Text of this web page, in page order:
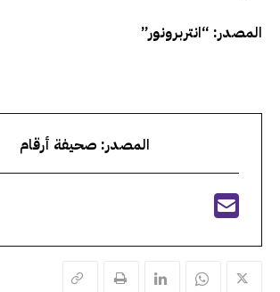
المصدر: “انتربرونور”
المصدر: صحيفة أرقام